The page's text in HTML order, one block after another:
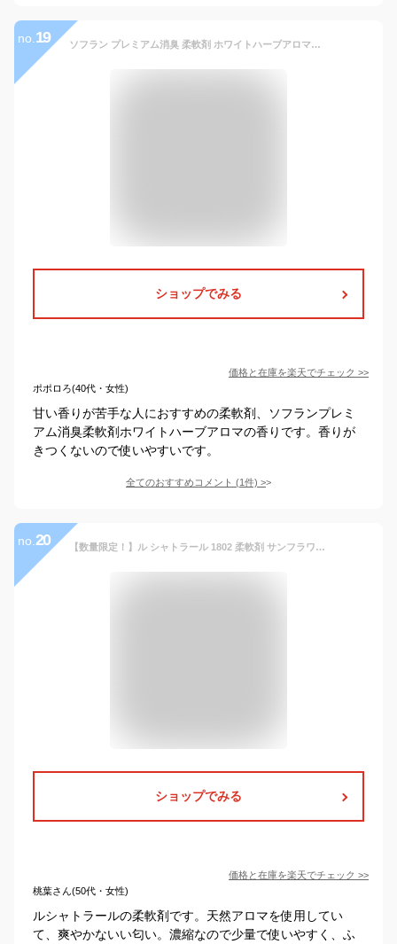
no. 19 ソフラン プレミアム消臭 柔軟剤 ホワイトハーブアロマの香り 詰替用 380ml×3個セット ライオン(LION)【送料込】
ショップでみる
価格と在庫を楽天でチェック >>
ポポロろ(40代・女性)
甘い香りが苦手な人におすすめの柔軟剤、ソフランプレミ
アム消臭柔軟剤ホワイトハーブアロマの香りです。香りが
きつくないので使いやすいです。
全てのおすすめコメント (1件) >
no. 20 【数量限定！】ル シャトラール 1802 柔軟剤 サンフラワー / アップルミント 1000ml 部屋干し 大容量 室内乾燥 アロマ 天然 ナチュラル エッセンシャル オイル 香り 3倍濃縮 韓国 フランス プロヴァンス
ショップでみる
価格と在庫を楽天でチェック >>
桃葉さん(50代・女性)
ルシャトラールの柔軟剤です。天然アロマを使用してい
て、爽やかないい匂い。濃縮なので少量で使いやすく、ふ